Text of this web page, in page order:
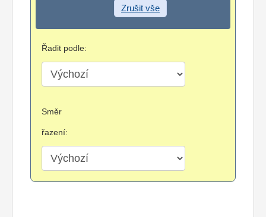
Zrušit vše
Řadit podle:
Směr
řazení: